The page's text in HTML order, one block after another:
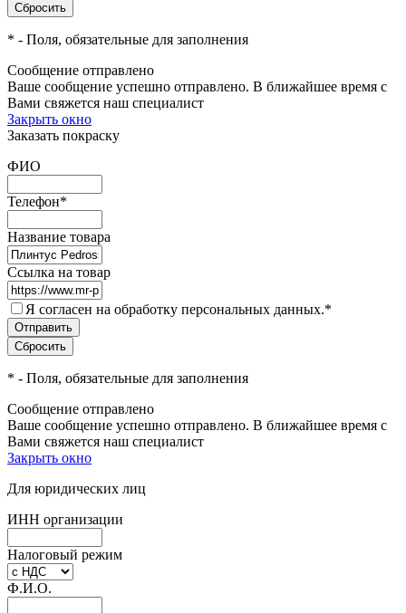
* - Поля, обязательные для заполнения
Сообщение отправлено
Ваше сообщение успешно отправлено. В ближайшее время с
Вами свяжется наш специалист
Закрыть окно
Заказать покраску
ФИО
Телефон*
Название товара
Ссылка на товар
Я согласен на обработку персональных данных.*
* - Поля, обязательные для заполнения
Сообщение отправлено
Ваше сообщение успешно отправлено. В ближайшее время с
Вами свяжется наш специалист
Закрыть окно
Для юридических лиц
ИНН организации
Налоговый режим
Ф.И.О.